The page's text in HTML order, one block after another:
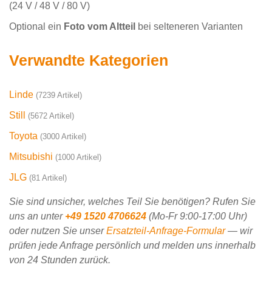
(24 V / 48 V / 80 V)
Optional ein Foto vom Altteil bei selteneren Varianten
Verwandte Kategorien
Linde (7239 Artikel)
Still (5672 Artikel)
Toyota (3000 Artikel)
Mitsubishi (1000 Artikel)
JLG (81 Artikel)
Sie sind unsicher, welches Teil Sie benötigen? Rufen Sie
uns an unter +49 1520 4706624 (Mo-Fr 9:00-17:00 Uhr)
oder nutzen Sie unserErsatzteil-Anfrage-Formular— wir
prüfen jede Anfrage persönlich und melden uns innerhalb
von 24 Stunden zurück.